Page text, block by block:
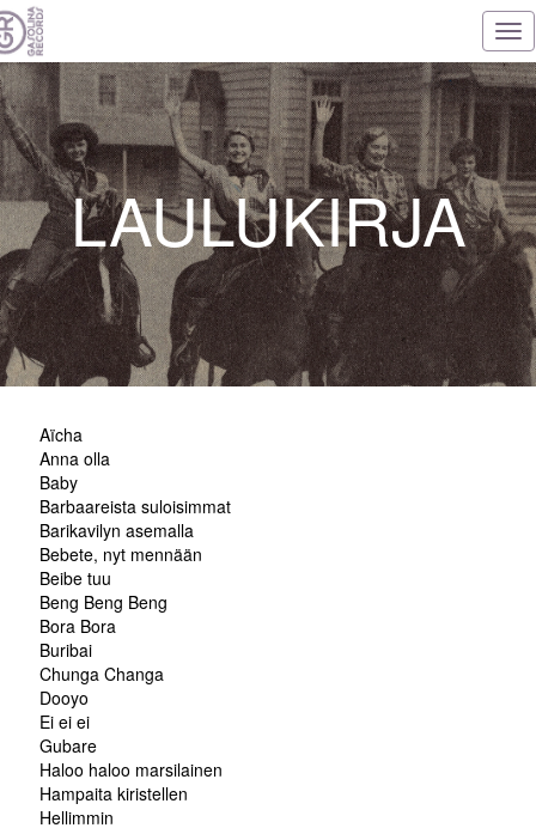
LAULUKIRJA
Aïcha
Anna olla
Baby
Barbaareista suloisimmat
Barikavilyn asemalla
Bebete, nyt mennään
Beibe tuu
Beng Beng Beng
Bora Bora
Buribai
Chunga Changa
Dooyo
Ei ei ei
Gubare
Haloo haloo marsilainen
Hampaita kiristellen
Hellimmin